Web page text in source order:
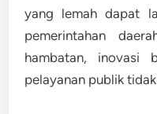
yang lemah dapat
pemerintahan
hambatan, inovasi
pelayanan publik